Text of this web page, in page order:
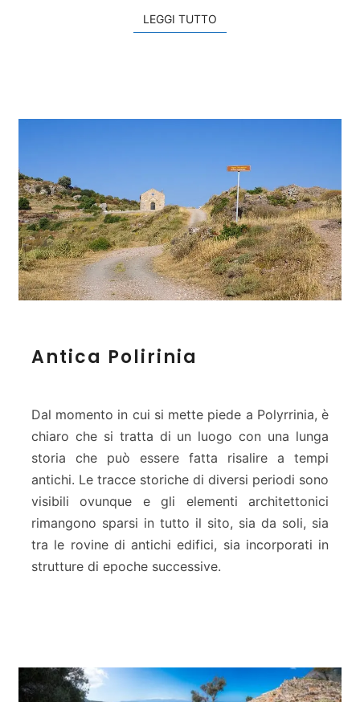
LEGGI TUTTO
n
c
P
l
r
n
i
Antica Polirinia
Dal momento in cui si mette piede a Polyrrinia, è
chiaro che si tratta di un luogo con una lunga
storia che può essere fatta risalire a tempi
antichi. Le tracce storiche di diversi periodi sono
visibili ovunque e gli elementi architettonici
rimangono sparsi in tutto il sito, sia da soli, sia
tra le rovine di antichi edifici, sia incorporati in
strutture di epoche successive.